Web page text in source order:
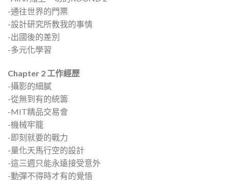
-通往世界的門票
-設計研究所教我的事情
-出國後的差別
-多元化學習
Chapter 2 工作經歷
-攝影的細膩
-從無到有的統籌
-MIT精品交易會
-機械牢籠
-即刻就要的戰力
-量化天馬行空的設計
-這三週只能永遠接受意外
-動彈不得時才有的覺悟